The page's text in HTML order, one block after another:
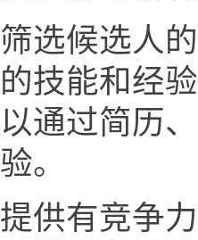
筛选候选人
的技能和经
以通过简历
验。
提供有竞争